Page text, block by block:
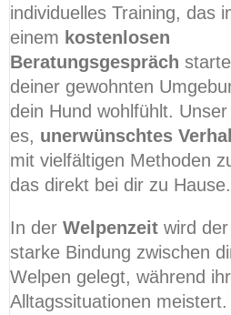
individuelles Training, das
einem kostenlosen
Beratungsgespräch
deiner gewohnten
dein Hund wohlfühlt.
es, unerwünschtes
mit vielfältigen Methoden
das direkt bei dir zu Hause.
In derWelpenzeit wird
starke Bindung zwischen
Welpen gelegt, während
Alltagssituationen